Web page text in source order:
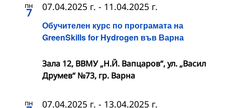
пн
7
Обучителен курс по програмата на
GreenSkills for Hydrogen във Варна
07.04.2025 г. - 11.04.2025 г.
Зала 12, ВВМУ „Н.Й. Вапцаров“, ул. „Васил
Друмев“ №73, гр. Варна
пн 07.04.2025 г. - 13.04.2025 г.